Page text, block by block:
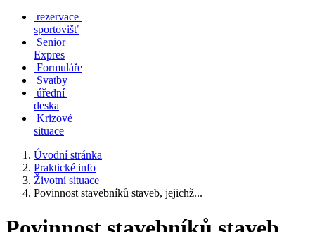
rezervace
sportovišť
Senior
Expres
Formuláře
Svatby
úřední
deska
Krizové
situace
Úvodní stránka
Praktické info
Životní situace
Povinnost stavebníků staveb, jejichž...